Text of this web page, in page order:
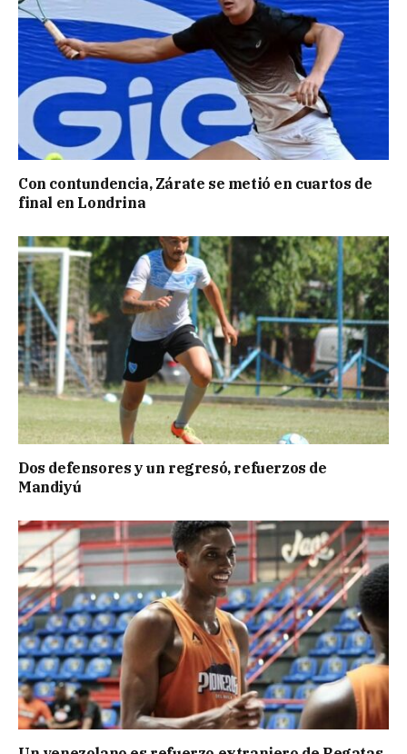
Con contundencia, Zárate se metió en cuartos de
final en Londrina
Dos defensores y un regresó, refuerzos de
Mandiyú